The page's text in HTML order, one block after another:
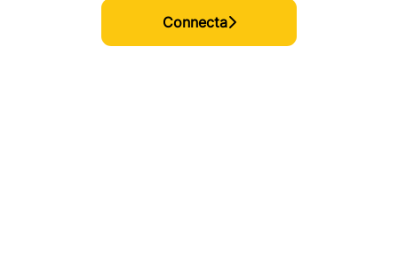
Connecta